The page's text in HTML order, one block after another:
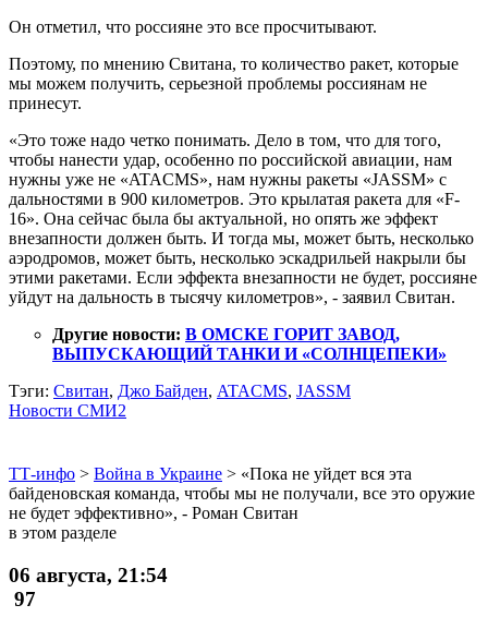
Он отметил, что россияне это все просчитывают.
Поэтому, по мнению Свитана, то количество ракет, которые
мы можем получить, серьезной проблемы россиянам не
принесут.
«Это тоже надо четко понимать. Дело в том, что для того,
чтобы нанести удар, особенно по российской авиации, нам
нужны уже не «ATACMS», нам нужны ракеты «JASSM» с
дальностями в 900 километров. Это крылатая ракета для «F-
16». Она сейчас была бы актуальной, но опять же эффект
внезапности должен быть. И тогда мы, может быть, несколько
аэродромов, может быть, несколько эскадрильей накрыли бы
этими ракетами. Если эффекта внезапности не будет, россияне
уйдут на дальность в тысячу километров», - заявил Свитан.
Другие новости: В ОМСКЕ ГОРИТ ЗАВОД,
ВЫПУСКАЮЩИЙ ТАНКИ И «СОЛНЦЕПЕКИ»
Тэги: Свитан, Джо Байден, ATACMS, JASSM
Новости СМИ2
ТТ-инфо > Война в Украине > «Пока не уйдет вся эта
байденовская команда, чтобы мы не получали, все это оружие
не будет эффективно», - Роман Свитан
в этом разделе
06 августа, 21:54
97